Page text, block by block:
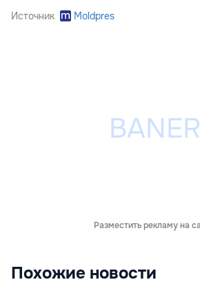
Источник Moldpres
Разместить рекламу на
Похожие новости